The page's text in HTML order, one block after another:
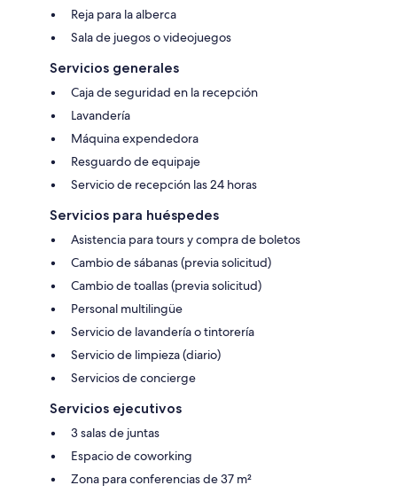
Reja para la alberca
Sala de juegos o videojuegos
Servicios generales
Caja de seguridad en la recepción
Lavandería
Máquina expendedora
Resguardo de equipaje
Servicio de recepción las 24 horas
Servicios para huéspedes
Asistencia para tours y compra de boletos
Cambio de sábanas (previa solicitud)
Cambio de toallas (previa solicitud)
Personal multilingüe
Servicio de lavandería o tintorería
Servicio de limpieza (diario)
Servicios de concierge
Servicios ejecutivos
3 salas de juntas
Espacio de coworking
Zona para conferencias de 37 m²